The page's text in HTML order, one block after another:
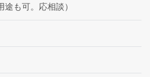
途も可。応相談）